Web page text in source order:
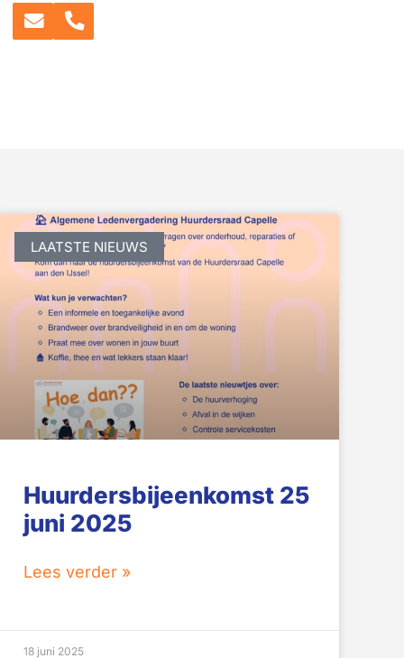
LAATSTE NIEUWS
Huurdersbijeenkomst 25
juni 2025
Lees verder »
18 juni 2025